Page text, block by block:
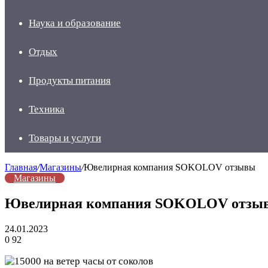
Наука и образование
Отдых
Продукты питания
Техника
Товары и услуги
Главная/Магазины/Ювелирная компания SOKOLOV отзывы
Магазины
Ювелирная компания SOKOLOV
24.01.2023
0 92